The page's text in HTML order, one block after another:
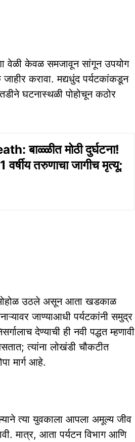
वेळी केवळ समजावून सांगून उपयोग
करावा. मद्यधुंद पर्यटकांकडून
घटनास्थळी पोहोचून कठोर
बाळ्ळीत मोठी दुर्घटना!
वर्षीय तरुणाचा जागीच मृत्यू;
मोहोळ उठले असून आता खडकाळ
जाण्याआधी पर्यटकांनी समुद्र
देण्याची ही नवी पद्धत म्हणावी
त्यांना लोखंडी चौकटीत
मार्ग आहे.
त्या युवकाला आपला अमूल्य जीव
मात्र, आता पर्यटन विभाग आणि